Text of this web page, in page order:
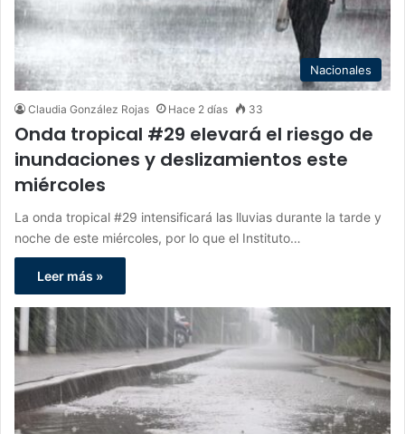
Nacionales
Claudia González Rojas Hace 2 días 33
Onda tropical #29 elevará el riesgo de
inundaciones y deslizamientos este
miércoles
La onda tropical #29 intensificará las lluvias durante la tarde y
noche de este miércoles, por lo que el Instituto…
Leer más »